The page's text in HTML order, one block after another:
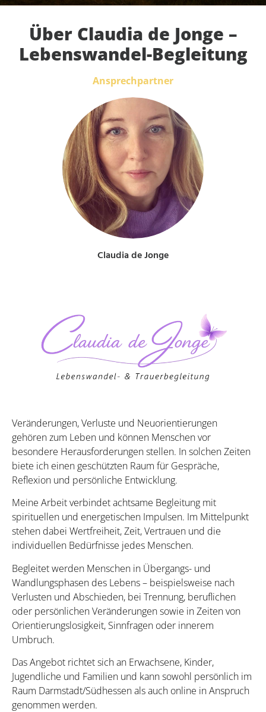
Über Claudia de Jonge –
Lebenswandel-Begleitung
Veränderungen, Verluste und Neuorientierungen
gehören zum Leben und können Menschen vor
besondere Herausforderungen stellen. In solchen Zeiten
biete ich einen geschützten Raum für Gespräche,
Reflexion und persönliche Entwicklung.
Meine Arbeit verbindet achtsame Begleitung mit
spirituellen und energetischen Impulsen. Im Mittelpunkt
stehen dabei Wertfreiheit, Zeit, Vertrauen und die
individuellen Bedürfnisse jedes Menschen.
Begleitet werden Menschen in Übergangs- und
Wandlungsphasen des Lebens – beispielsweise nach
Verlusten und Abschieden, bei Trennung, beruflichen
oder persönlichen Veränderungen sowie in Zeiten von
Orientierungslosigkeit, Sinnfragen oder innerem
Umbruch.
Das Angebot richtet sich an Erwachsene, Kinder,
Jugendliche und Familien und kann sowohl persönlich im
Raum Darmstadt/Südhessen als auch online in Anspruch
genommen werden.
Ansprechpartner
Claudia de Jonge